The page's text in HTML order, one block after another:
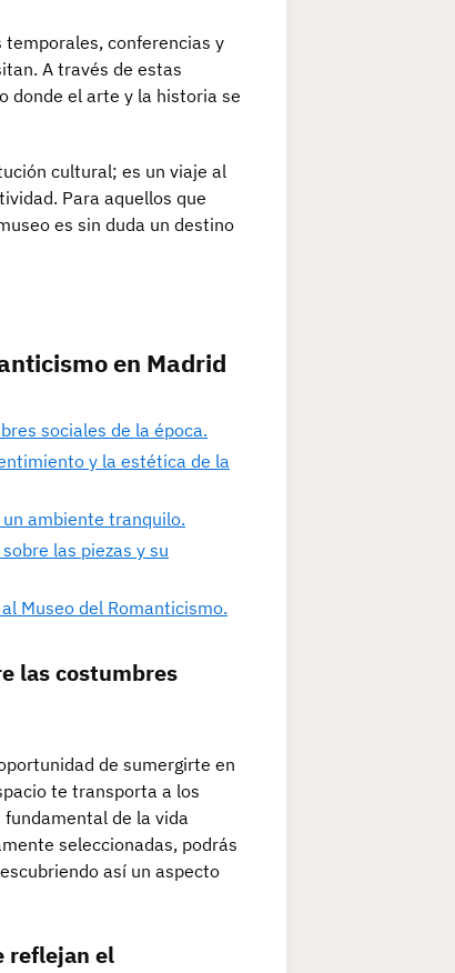
temporales, conferencias y
A través de estas
donde el arte y la historia se
cultural; es un viaje al
Para aquellos que
es sin duda un destino
en Madrid
sociales de la época.
y la estética de la
ambiente tranquilo.
las piezas y su
Museo del Romanticismo.
las costumbres
de sumergirte en
te transporta a los
de la vida
seleccionadas, podrás
así un aspecto
reflejan el